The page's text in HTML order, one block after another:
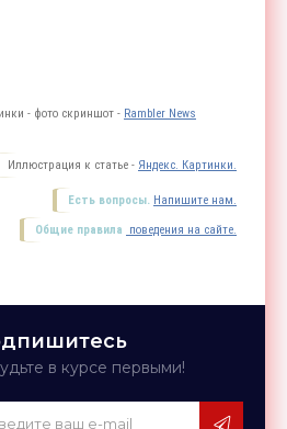
- фото скриншот - Rambler News
Иллюстрация к статье - Яндекс. Картинки.
Есть вопросы. Напишите нам.
Общие правила поведения на сайте.
в курсе первыми!